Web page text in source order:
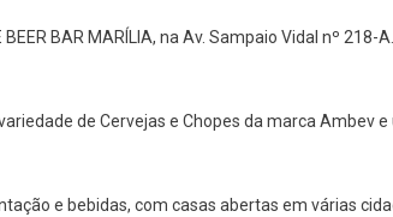
BAR MARÍLIA, na Av. Sampaio Vidal nº 218-
de Cervejas e Chopes da marca Ambev e
e bebidas, com casas abertas em várias